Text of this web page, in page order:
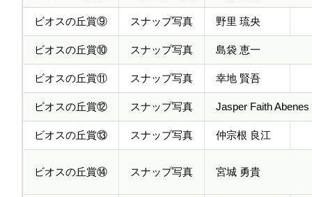
ビオスの丘賞⑨ スナップ写真 野里 琉央
ビオスの丘賞⑩ スナップ写真 島袋 恵一
ビオスの丘賞⑪ スナップ写真 幸地 賢吾
ビオスの丘賞⑫ スナップ写真 Jasper Faith Abenes
ビオスの丘賞⑬ スナップ写真 仲宗根 良江
ビオスの丘賞⑭ スナップ写真 宮城 勇貴